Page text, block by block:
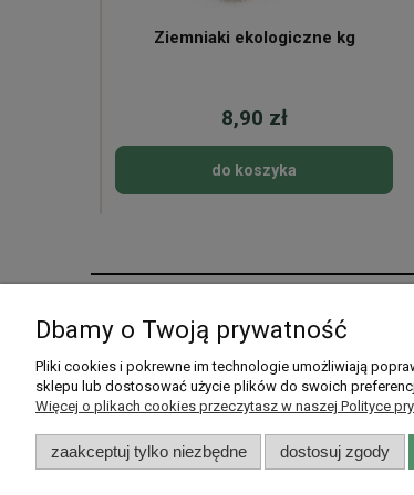
Ziemniaki ekologiczne kg
8,90 zł
do koszyka
Pomoc
Pytania i odpowiedzi
Listy zakupowe
Twoje
Dbamy o Twoją prywatność
Pliki cookies i pokrewne im technologie umożliwiają
sklepu lub dostosować użycie plików do swoich
Więcej o plikach cookies przeczytasz w naszej Polityce
zaakceptuj tylko niezbędne dostosuj zgody